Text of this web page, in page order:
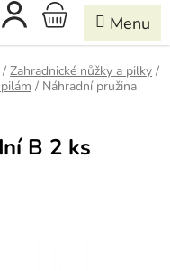
NÁKUPNÍ
KOŠÍK
/ Zahradnické nůžky a pilky /
/ Náhradní pružina
B 2 ks